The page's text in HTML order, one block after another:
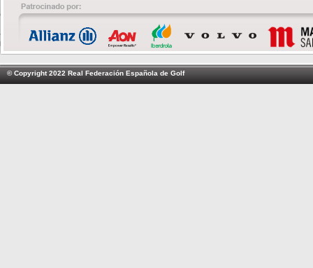
© Copyright 2022 Real Federación Española de Golf